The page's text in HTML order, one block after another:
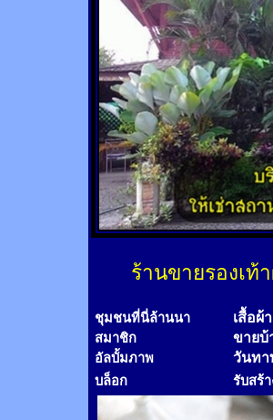
ร้านขายรองเท้
ชุมชนที่นี่ล้านนา เสื้อผ้
สมาชิก ขายบ้
อัลบั้มภาพ วันทา
บล็อก รับสร้